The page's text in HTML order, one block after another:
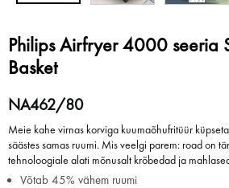
Philips Airfryer 4000 seeria
Basket
NA462/80
Meie kahe virnas korviga kuumaõhufritüür
säästes samas ruumi. Mis veelgi parem: road on
tehnoloogiale alati mõnusalt krõbedad ja
Võtab 45% vähem ruumi